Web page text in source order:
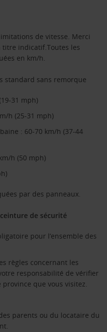
de vitesse. Merci
titre indicatif.Toutes les
en km/h.
standard sans remorque
31 mph)
h (25-31 mph)
: 60-70 km/h (37-44
h (50 mph)
par des panneaux.
de sécurité
pour l’ensemble des
règles concernant les
responsabilité de vérifier
que vous visitez.
parents ou du locataire du